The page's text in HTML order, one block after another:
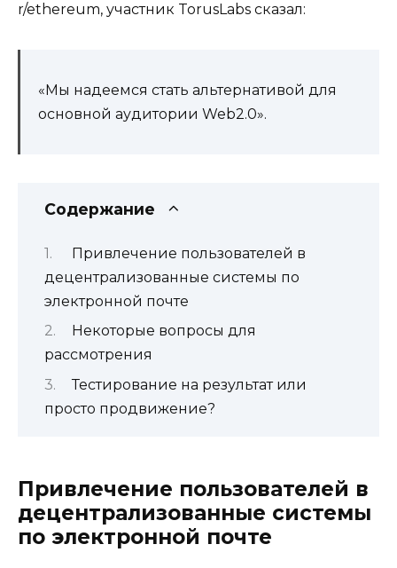
r/ethereum, участник TorusLabs сказал:
«Мы надеемся стать альтернативой для
основной аудитории Web2.0».
Содержание
Привлечение пользователей в
децентрализованные системы по
электронной почте
Некоторые вопросы для
рассмотрения
Тестирование на результат или
просто продвижение?
Привлечение пользователей в
децентрализованные системы
по электронной почте